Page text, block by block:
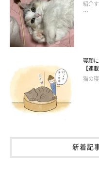
く…。
発表！！猫の
た！2021年に
ランキング』
何かと話題がつきない『猫』
ねこのきもちWEB
猫の話題やニュースは何か
紹介
…
寝顔
【連
猫の
新着記